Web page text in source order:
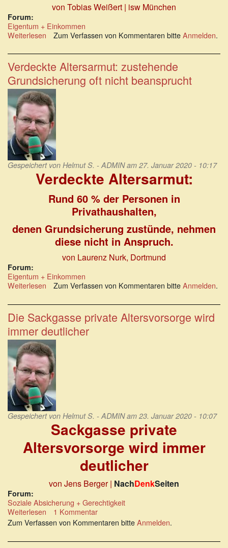
von Tobias Weißert | isw München
Forum:
Eigentum + Einkommen
Weiterlesen über
Grundrente
–
kaum
Wirkung
gegen
Altersarmut
Zum Verfassen von Kommentaren bitteAnmelden.
Verdeckte Altersarmut: zustehende
Grundsicherung oft nicht beansprucht
Gespeichert von Helmut S. - ADMINam 27. Januar 2020 - 10:17
Verdeckte Altersarmut:
Rund 60 % der Personen in
Privathaushalten,
denen Grundsicherung zustünde, nehmen
diese nicht in Anspruch.
von Laurenz Nurk, Dortmund
Forum:
Eigentum + Einkommen
Weiterlesen über
Altersarmut:
zustehende
Grundsicherung
oft
nicht
beansprucht
Zum Verfassen von Kommentaren bitteAnmelden.
Die Sackgasse private Altersvorsorge wird
immer deutlicher
Gespeichert von Helmut S. - ADMINam 23. Januar 2020 - 10:07
Sackgasse private
Altersvorsorge wird immer
deutlicher
von Jens Berger | NachDenkSeiten
Forum:
Soziale Absicherung + Gerechtigkeit
Weiterlesen über
Die
private
1 Kommentar
Zum Verfassen von Kommentaren bitteAnmelden.